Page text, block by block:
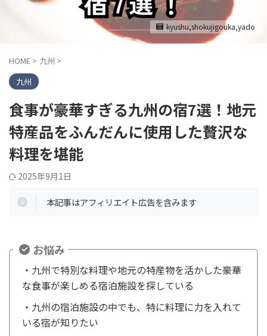
kyushu,shokujigouka,yado
HOME > 九州 >
九州
食事が豪華すぎる九州の宿7選！地元
特産品をふんだんに使用した贅沢な
料理を堪能
2025年9月1日
本記事はアフィリエイト広告を含みます
お悩み
・九州で特別な料理や地元の特産物を活かした豪華
な食事が楽しめる宿泊施設を探している
・九州の宿泊施設の中でも、特に料理に力を入れて
いる宿が知りたい